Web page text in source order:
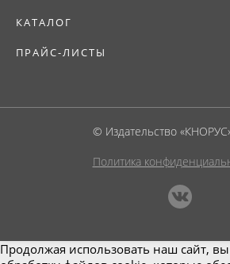
КАТАЛОГ
ПРАЙС-ЛИСТЫ
© Издательство
Политика
Продолжая использовать наш сайт, вы